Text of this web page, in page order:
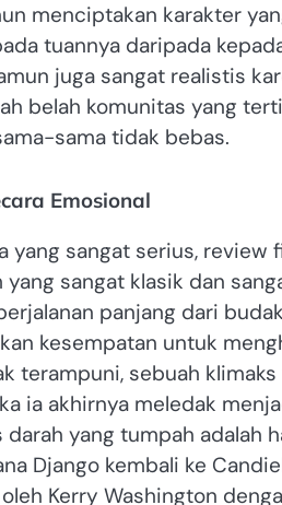
menciptakan karakter
tuannya daripada
juga sangat realistis
belah komunitas yang
sama tidak bebas.
Emosional
yang sangat serius, review
sangat klasik dan
panjang dari
kesempatan untuk
terampuni, sebuah
ia akhirnya meledak
yang tumpah adalah
Django kembali ke
Kerry Washington